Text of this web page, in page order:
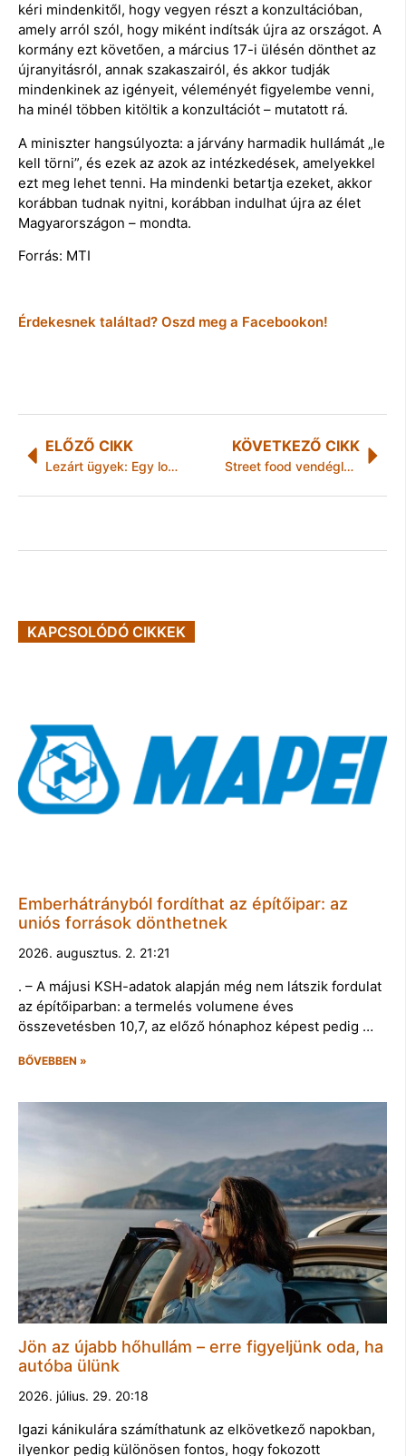
kéri mindenkitől, hogy vegyen részt a konzultációban,
amely arról szól, hogy miként indítsák újra az országot. A
kormány ezt követően, a március 17-i ülésén dönthet az
újranyitásról, annak szakaszairól, és akkor tudják
mindenkinek az igényeit, véleményét figyelembe venni,
ha minél többen kitöltik a konzultációt – mutatott rá.
A miniszter hangsúlyozta: a járvány harmadik hullámát „le
kell törni”, és ezek az azok az intézkedések, amelyekkel
ezt meg lehet tenni. Ha mindenki betartja ezeket, akkor
korábban tudnak nyitni, korábban indulhat újra az élet
Magyarországon – mondta.
Forrás: MTI
Érdekesnek találtad? Oszd meg a Facebookon!
ELŐZŐ CIKK
Lezárt ügyek: Egy lopássorozat végére tettek pontot az ózdi rendőrök
KÖVETKEZŐ CIKK
Street food vendéglátóhelyet függesztett fel azonnali hatállyal a Nébih
KAPCSOLÓDÓ CIKKEK
Emberhátrányból fordíthat az építőipar: az
uniós források dönthetnek
2026. augusztus. 2. 21:21
. – A májusi KSH-adatok alapján még nem látszik fordulat
az építőiparban: a termelés volumene éves
összevetésben 10,7, az előző hónaphoz képest pedig …
BŐVEBBEN »
Jön az újabb hőhullám – erre figyeljünk oda, ha
autóba ülünk
2026. július. 29. 20:18
Igazi kánikulára számíthatunk az elkövetkező napokban,
ilyenkor pedig különösen fontos, hogy fokozott